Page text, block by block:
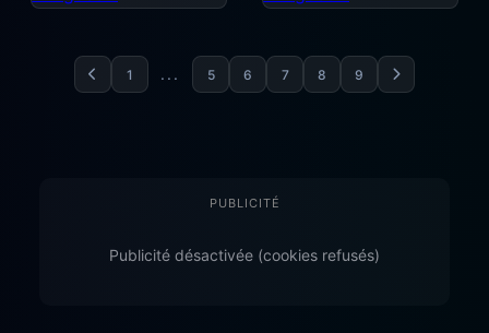
1 ... 5 6 7 8 9
PUBLICITÉ
Publicité désactivée (cookies refusés)